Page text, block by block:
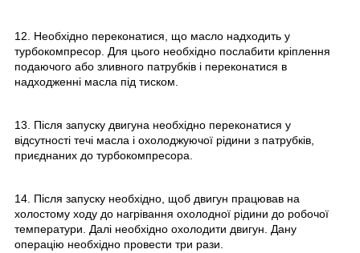
12. Необхідно переконатися, що масло надходить у
турбокомпресор. Для цього необхідно послабити кріплення
подаючого або зливного патрубків і переконатися в
надходженні масла під тиском.
13. Після запуску двигуна необхідно переконатися у
відсутності течі масла і охолоджуючої рідини з патрубків,
приєднаних до турбокомпресора.
14. Після запуску необхідно, щоб двигун працював на
холостому ходу до нагрівання охолодної рідини до робочої
температури. Далі необхідно охолодити двигун. Дану
операцію необхідно провести три рази.